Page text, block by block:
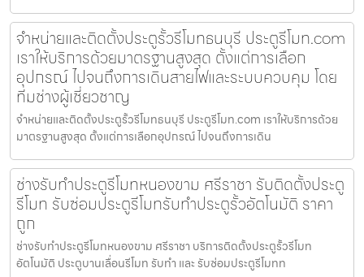
จำหน่ายและติดตั้งประตูรั้วรีโมทธนบุรี ประตูรีโมท.com
เราให้บริการด้วยมาตรฐานสูงสุด ตั้งแต่การเลือก
อุปกรณ์ ไปจนถึงการเดินสายไฟและระบบควบคุม โดย
ทีมช่างผู้เชี่ยวชาญ
จำหน่ายและติดตั้งประตูรั้วรีโมทธนบุรี ประตูรีโมท.com เราให้บริการด้วย
มาตรฐานสูงสุด ตั้งแต่การเลือกอุปกรณ์ ไปจนถึงการเดิน
ช่างรับทำประตูรีโมทหนองขาม ศรีราชา รับติดตั้งประตู
รีโมท รับซ่อมประตูรีโมทรับทำประตูรั้วอัตโนมัติ ราคา
ถูก
ช่างรับทำประตูรีโมทหนองขาม ศรีราชา บริการติดตั้งประตูรั้วรีโมท
อัตโนมัติ ประตูบานเลื่อนรีโมท รับทำ และ รับซ่อมประตูรีโมทท